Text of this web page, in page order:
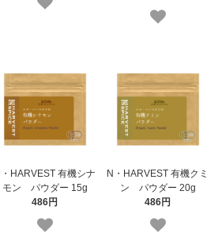
HARVEST 有機シナ
モン パウダー 15g
486円
N・HARVEST 有機クミ
ン パウダー 20g
486円